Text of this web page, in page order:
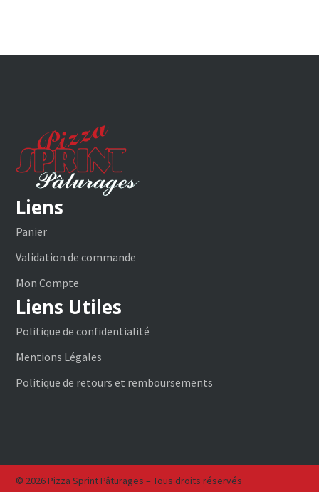
Liens
Panier
Validation de commande
Mon Compte
Liens Utiles
Politique de confidentialité
Mentions Légales
Politique de retours et remboursements
© 2026 Pizza Sprint Pâturages – Tous droits réservés